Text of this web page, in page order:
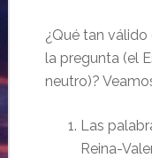
¿Qué tan
la pregunta (el
neutro)?
Las
Reina-